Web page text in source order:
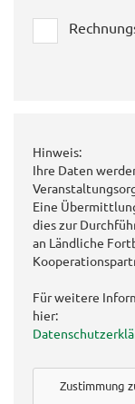
Hinweis:
Ihre Daten
Eine
dies zur
an Ländliche
Für weitere
hier:
Zustimmung